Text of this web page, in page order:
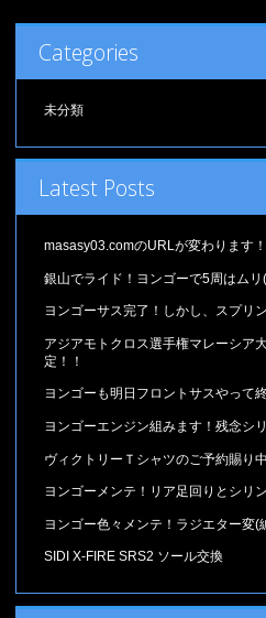
Categories
未分類
Latest Posts
masasy03.comのURLが変わります！
銀山でライド！ヨンゴーで5周はム
ヨンゴーサス完了！しかし、スプリ
アジアモトクロス選手権マレーシア
定！！
ヨンゴーも明日フロントサスやって
ヨンゴーエンジン組みます！残念シ
ヴィクトリーＴシャツのご予約賜り
ヨンゴーメンテ！リア足回りとシリ
ヨンゴー色々メンテ！ラジエター変(
SIDI X-FIRE SRS2 ソール交換